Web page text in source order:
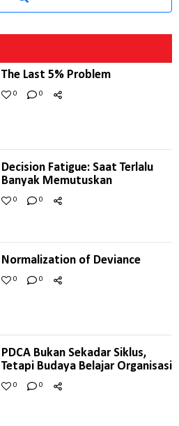
The Last 5% Problem
0 0
Decision Fatigue: Saat Terlalu
Banyak Memutuskan
0 0
Normalization of Deviance
0 0
PDCA Bukan Sekadar Siklus,
Tetapi Budaya Belajar Organisasi
0 0